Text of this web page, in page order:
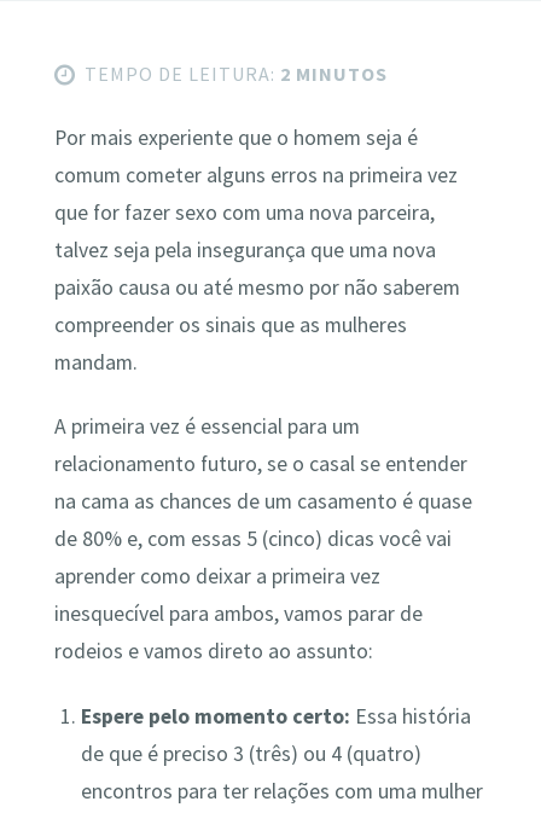
TEMPO DE LEITURA: 2 MINUTOS
Por mais experiente que o homem seja é
comum cometer alguns erros na primeira vez
que for fazer sexo com uma nova parceira,
talvez seja pela insegurança que uma nova
paixão causa ou até mesmo por não saberem
compreender os sinais que as mulheres
mandam.
A primeira vez é essencial para um
relacionamento futuro, se o casal se entender
na cama as chances de um casamento é quase
de 80% e, com essas 5 (cinco) dicas você vai
aprender como deixar a primeira vez
inesquecível para ambos, vamos parar de
rodeios e vamos direto ao assunto:
Espere pelo momento certo: Essa história
de que é preciso 3 (três) ou 4 (quatro)
encontros para ter relações com uma mulher